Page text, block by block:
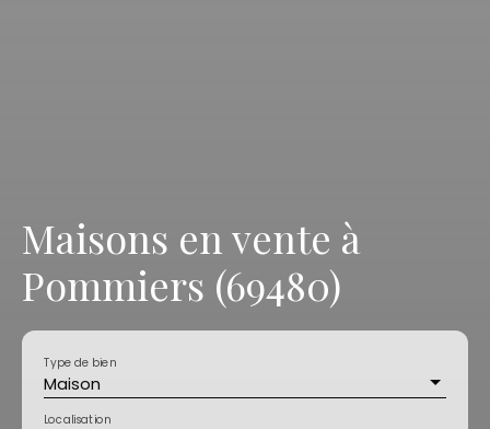
Maisons en vente à
Pommiers (69480)
Maison
Type de bien
Localisation